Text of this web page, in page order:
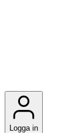
Logga in